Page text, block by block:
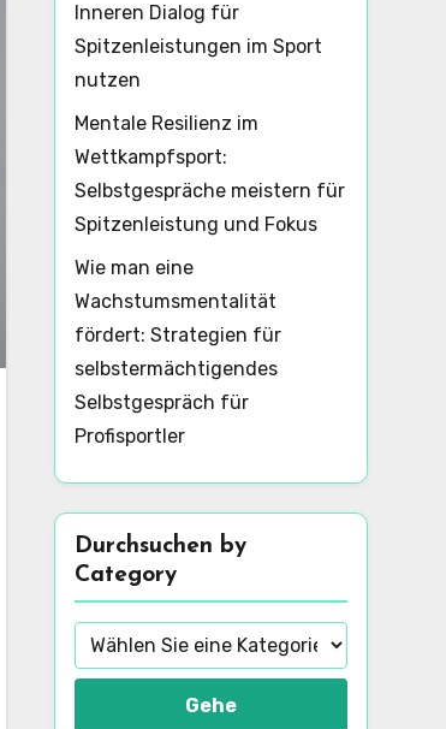
Inneren Dialog für
Spitzenleistungen im Sport
nutzen
Mentale Resilienz im
Wettkampfsport:
Selbstgespräche meistern für
Spitzenleistung und Fokus
Wie man eine
Wachstumsmentalität
fördert: Strategien für
selbstermächtigendes
Selbstgespräch für
Profisportler
Durchsuchen by
Category
Gehe